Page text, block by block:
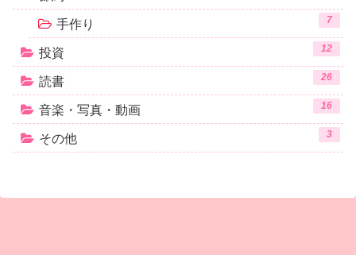
手作り 7
投資 12
読書 26
音楽・写真・動画 16
その他 3